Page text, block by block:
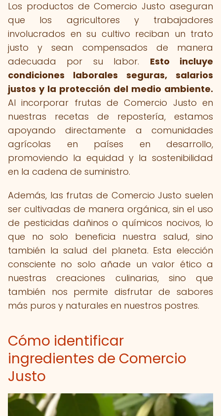
Los productos de Comercio Justo aseguran
que los agricultores y trabajadores
involucrados en su cultivo reciban un trato
justo y sean compensados de manera
adecuada por su labor. Esto incluye
condiciones laborales seguras, salarios
justos y la protección del medio ambiente.
Al incorporar frutas de Comercio Justo en
nuestras recetas de repostería, estamos
apoyando directamente a comunidades
agrícolas en países en desarrollo,
promoviendo la equidad y la sostenibilidad
en la cadena de suministro.
Además, las frutas de Comercio Justo suelen
ser cultivadas de manera orgánica, sin el uso
de pesticidas dañinos o químicos nocivos, lo
que no solo beneficia nuestra salud, sino
también la salud del planeta. Esta elección
consciente no solo añade un valor ético a
nuestras creaciones culinarias, sino que
también nos permite disfrutar de sabores
más puros y naturales en nuestros postres.
Cómo identificar
ingredientes de Comercio
Justo